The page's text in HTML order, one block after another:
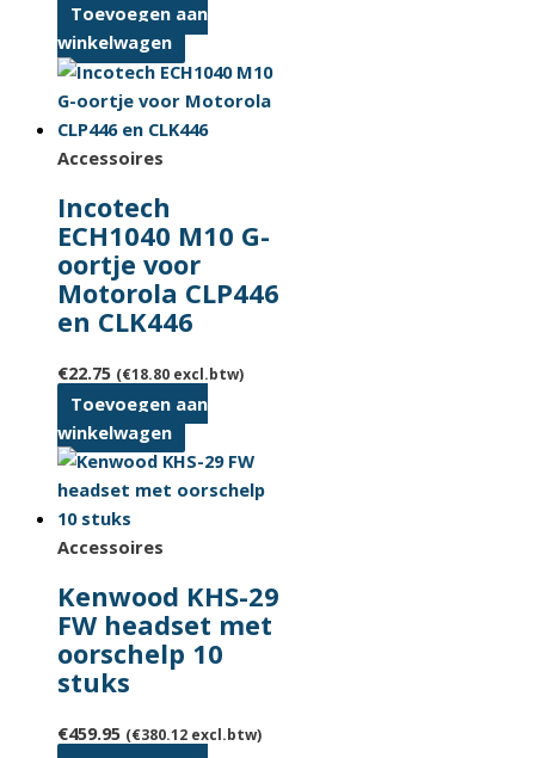
Toevoegen aan
winkelwagen
Accessoires
Incotech
ECH1040 M10 G-
oortje voor
Motorola CLP446
en CLK446
€22.75 (€18.80 excl.btw)
Toevoegen aan
winkelwagen
Accessoires
Kenwood KHS-29
FW headset met
oorschelp 10
stuks
€459.95 (€380.12 excl.btw)